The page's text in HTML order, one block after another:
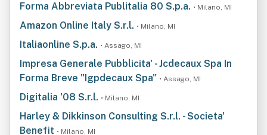
Forma Abbreviata Publitalia 80 S.p.a. • Milano, MI
Amazon Online Italy S.r.l. • Milano, MI
Italiaonline S.p.a. • Assago, MI
Impresa Generale Pubblicita' - Jcdecaux Spa In
Forma Breve "Igpdecaux Spa" • Assago, MI
Digitalia '08 S.r.l. • Milano, MI
Harley & Dikkinson Consulting S.r.l. - Societa'
Benefit • Milano, MI